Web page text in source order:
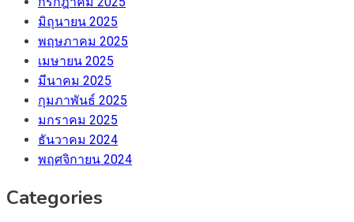
มิถุนายน 2025
พฤษภาคม 2025
เมษายน 2025
มีนาคม 2025
กุมภาพันธ์ 2025
มกราคม 2025
ธันวาคม 2024
พฤศจิกายน 2024
Categories